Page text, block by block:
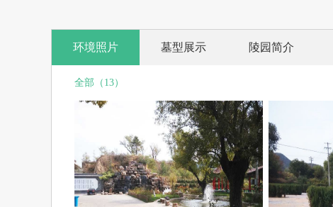
环境照片 墓型展示 陵园简介
全部（13）